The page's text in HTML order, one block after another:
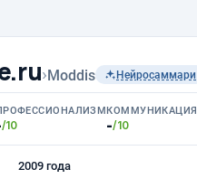
›Moddis Нейросаммари
/10
КОММУНИКАЦИЯ
-/10
2009 года